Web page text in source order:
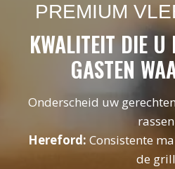
PREMIUM
KWALITEIT DIE U
GASTEN
Onderscheid uw
Hereford: Consistente
de